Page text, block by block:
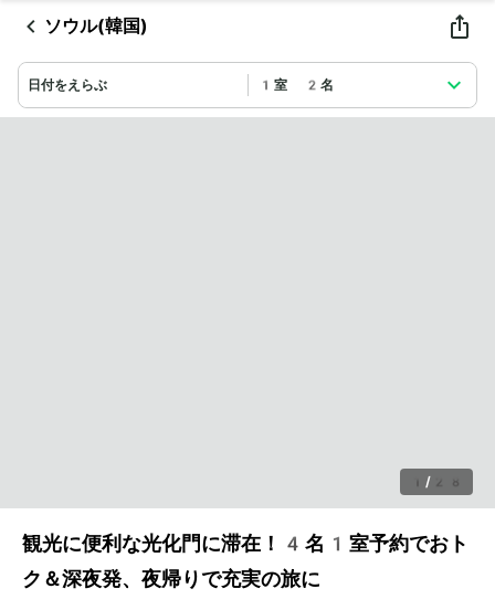
ソウル(韓国)
日付をえらぶ 1室 2名
1 / 28
観光に便利な光化門に滞在！4名1室予約でおト
ク＆深夜発、夜帰りで充実の旅に